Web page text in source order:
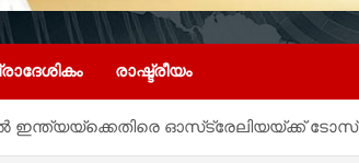
രാഷ്ട്രീയം
ഇന്ത്യയ്‌ക്കെതിരെ ഓസ്‌ട്രേലിയയ്ക്ക് ടോസ്